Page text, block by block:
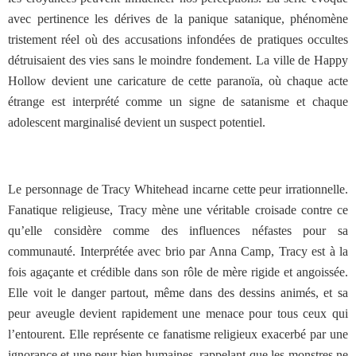
avec pertinence les dérives de la panique satanique, phénomène
tristement réel où des accusations infondées de pratiques occultes
détruisaient des vies sans le moindre fondement. La ville de Happy
Hollow devient une caricature de cette paranoïa, où chaque acte
étrange est interprété comme un signe de satanisme et chaque
adolescent marginalisé devient un suspect potentiel.
Le personnage de Tracy Whitehead incarne cette peur irrationnelle.
Fanatique religieuse, Tracy mène une véritable croisade contre ce
qu’elle considère comme des influences néfastes pour sa
communauté. Interprétée avec brio par Anna Camp, Tracy est à la
fois agaçante et crédible dans son rôle de mère rigide et angoissée.
Elle voit le danger partout, même dans des dessins animés, et sa
peur aveugle devient rapidement une menace pour tous ceux qui
l’entourent. Elle représente ce fanatisme religieux exacerbé par une